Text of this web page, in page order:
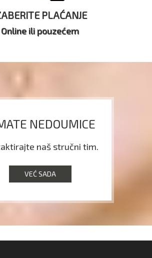
PLAĆANJE
Online ili pouzećem
NEDOUMICE
naš stručni tim.
VEĆ SADA